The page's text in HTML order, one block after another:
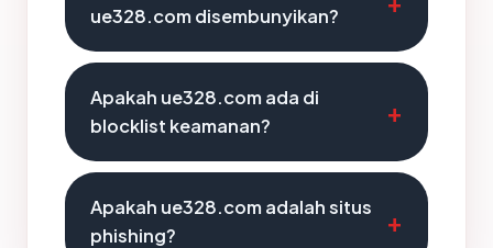
ue328.com disembunyikan?
Apakah ue328.com ada di
blocklist keamanan?
Apakah ue328.com adalah situs
phishing?